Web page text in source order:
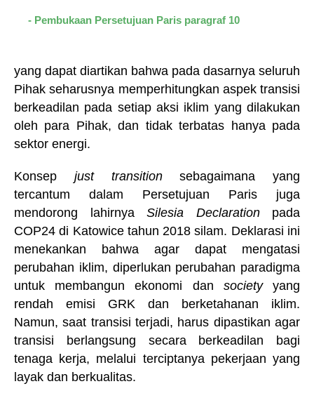
- Pembukaan Persetujuan Paris paragraf 10
yang dapat diartikan bahwa pada dasarnya seluruh
Pihak seharusnya memperhitungkan aspek transisi
berkeadilan pada setiap aksi iklim yang dilakukan
oleh para Pihak, dan tidak terbatas hanya pada
sektor energi.
Konsep just transitionsebagaimana yang
tercantum dalam Persetujuan Paris juga
mendorong lahirnya Silesia Declarationpada
COP24 di Katowice tahun 2018 silam. Deklarasi ini
menekankan bahwa agar dapat mengatasi
perubahan iklim, diperlukan perubahan paradigma
untuk membangun ekonomi dan societyyang
rendah emisi GRK dan berketahanan iklim.
Namun, saat transisi terjadi, harus dipastikan agar
transisi berlangsung secara berkeadilan bagi
tenaga kerja, melalui terciptanya pekerjaan yang
layak dan berkualitas.